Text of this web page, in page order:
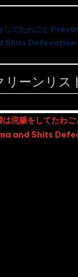
してたわごと
Shits Defecation
リーンリス